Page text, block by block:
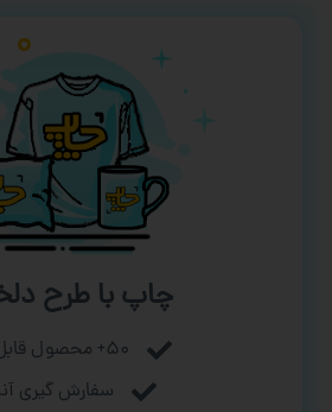
چاپ با طرح
۵۰+ محصول قابل چاپ
سفارش گیری